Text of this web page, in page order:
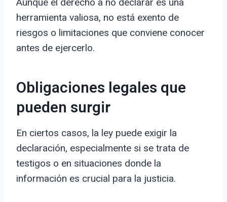
Aunque el derecho a no declarar es una
herramienta valiosa, no está exento de
riesgos o limitaciones que conviene conocer
antes de ejercerlo.
Obligaciones legales que
pueden surgir
En ciertos casos, la ley puede exigir la
declaración, especialmente si se trata de
testigos o en situaciones donde la
información es crucial para la justicia.